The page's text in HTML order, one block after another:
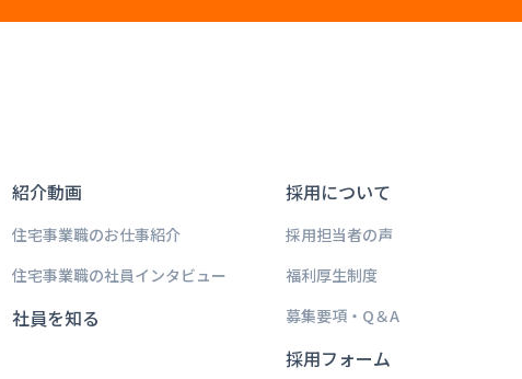
紹介動画
住宅事業職のお仕事紹介
住宅事業職の社員インタビュー
社員を知る
採用について
採用担当者の声
福利厚生制度
募集要項・Q＆A
採用フォーム